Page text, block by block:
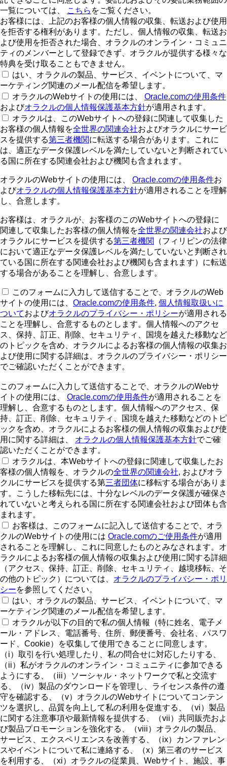
一覧については、
こちら をご覧ください。
お客様には、上記のお客様の個人情報の収集、転送および使用
を拒否する権利があります。ただし、個人情報の収集、転送お
よび使用を拒否された場合、オラクルのオンライン・コミュニ
ティのメンバーとして登録できず、オラクルが提供する様々な
特典を受け取ることもできません。
はい、オラクルの製品、サービス、イベントについて、マ
ーケティング関連のメール配信を希望します。
オラクルのWebサイトの使用には、 Oracle.comの使用条件
およびオラクルの個人情報保護基本方針が適用されます。
オラクルは、このWebサイトへの登録に関連して収集した
お客様の個人情報を全世界の関連会社およびオラクルにサービ
スを提供する第三者機関に転送する場合があります。これに
は、適正なデータ保護レベルを満たしていないと判断されてい
る国に所在する関連会社および機関も含まれます。
オラクルのWebサイトの使用には、 Oracle.comの使用条件お
よびオラクルの個人情報保護基本方針が適用されることを理解
し、合意します。
お客様は、オラクルが、お客様のこのWebサイトへの登録に
関連して収集したお客様の個人情報を全世界の関連会社および
オラクルにサービスを提供する第三者機関
（フィリピンの法律
において適正なデータ保護レベルを満たしていないと判断され
ている国に所在する関連会社および機関も含まれます）に転送
する場合があることを理解し、合意します。
このフォームに入力して送信することで、オラクルのWeb
サイトの使用には、 Oracle.comの使用条件, 個人情報取扱いに
ついておよびオラクルのプライバシー・ポリシーが適用される
ことを理解し、合意するものとします。個人情報へのアクセ
ス、保持、訂正、削除、セキュリティ、国境を越えた移動など
のトピックを含め、オラクルによるお客様の個人情報の収集お
よび使用に関する詳細は、オラクルのプライバシー・ポリシー
でご確認いただくことができます。
このフォームに入力して送信することで、オラクルのWebサ
イトの使用には、 Oracle.comの使用条件が適用されることを
理解し、合意するものとします。個人情報へのアクセス、保
持、訂正、削除、セキュリティ、国境を越えた移動などのトピ
ックを含め、オラクルによるお客様の個人情報の収集および使
用に関する詳細は、 オラクルの個人情報保護基本方針でご確
認いただくことができます。
オラクルは、本Webサイトへの登録に関連して収集したお
客様の個人情報を、オラクルの全世界の関連会社, およびオラ
クルにサービスを提供する第三者団体に移転する場合がありま
す。こうした移転先には、十分なレベルのデータ保護が確保さ
れていないと考えられる国に所在する関連会社および団体も含
まれます。
お客様は、このフォームに記入して送信することで、オラ
クルのWebサイトの使用には Oracle.comのご使用条件が適用
されることを理解し、これに同意したものとみなされます。オ
ラクルによるお客様の個人情報の収集および使用に関する詳細
（アクセス、保持、訂正、削除、セキュリティ、越境移転、そ
の他のトピック）については、 オラクルのプライバシー・ポリ
シーを参照してください。
はい、オラクルの製品、サービス、イベントについて、マ
ーケティング関連のメール配信を希望します。
オラクルが以下の目的で私の個人情報（特に姓名、電子メ
ール・アドレス、電話番号、住所、郵便番号、会社名、パスワ
ード、Cookie）を収集して使用できることに同意します。
（i）取引を行い処理したり、私の問合せに対応したりする、
（ii）私がオラクルのオンライン・コミュニティに参加できる
ようにする、（iii）ソーシャル・ネットワークで私と交流す
る、（iv）製品のダウンロードを管理し、ライセンス条件の遵
守を確認する、（v）オラクルのWebサイトについてコンテン
ツを選択し、品質を向上して私の利用を促進する、（vi）製品
に関する注意事項や最新情報を提供する、（vii）共同販売およ
び製品プロモーションを強化する、（viii）オラクルの製品、
サービス、エクスペリエンスを改善する、（ix）カンファレン
スやイベントについて私に連絡する、（x）第三者のサービス
を利用する、（xi）オラクルの従業員、Webサイト、施設、事